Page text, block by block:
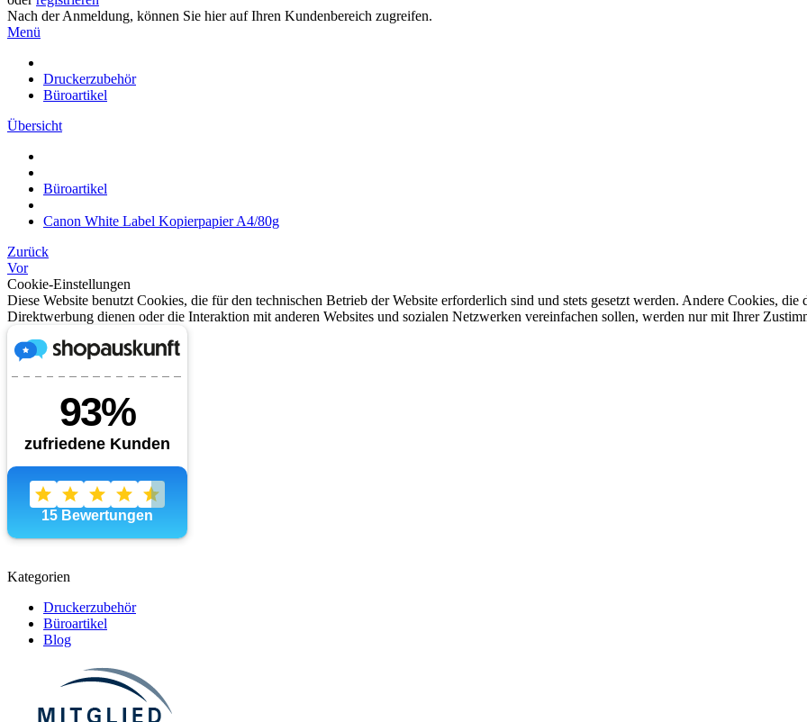
Nach der Anmeldung, können Sie hier auf Ihren Kundenbereich zugreifen.
Menü
Druckerzubehör
Büroartikel
Übersicht
Büroartikel
Canon White Label Kopierpapier A4/80g
Zurück
Vor
Cookie-Einstellungen
Diese Website benutzt Cookies, die für den technischen Betrieb der Website erforderlich sind und stets gesetzt werden. Andere Cookies,
Direktwerbung dienen oder die Interaktion mit anderen Websites und sozialen Netzwerken vereinfachen sollen, werden nur mit Ihrer
Kategorien
Druckerzubehör
Büroartikel
Blog